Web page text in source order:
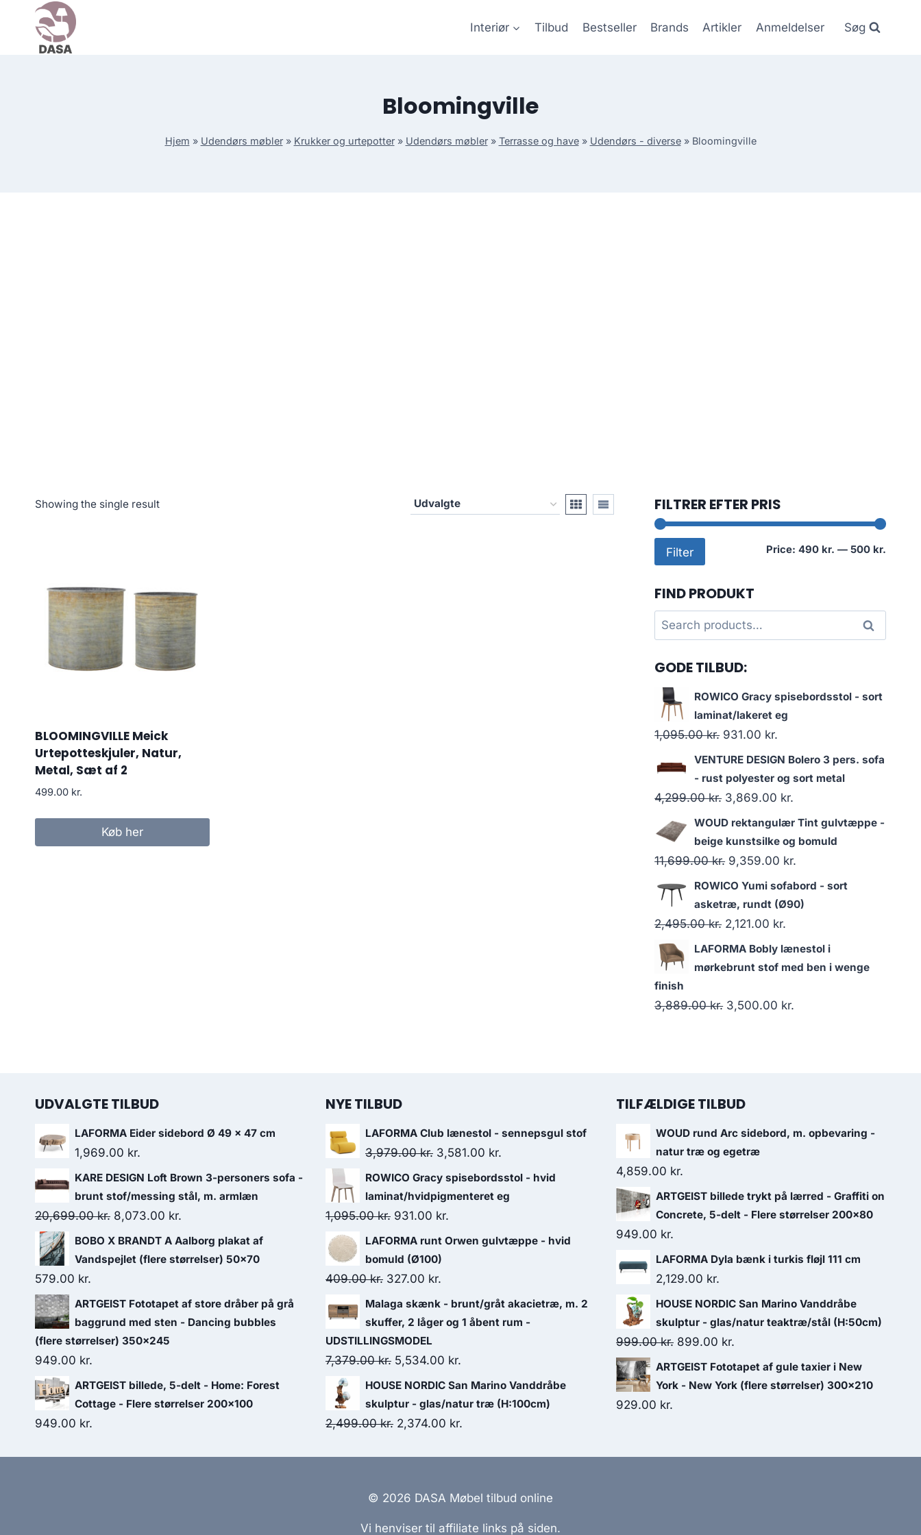
content
Interiør Tilbud Bestseller Brands Artikler Anmeldelser Søg
Bloomingville
Hjem » Udendørs møbler» Krukker og urtepotter» Udendørs møbler» Terrasse og have» Udendørs - diverse» Bloomingville
Showing the single result
BLOOMINGVILLE Meick
Urtepotteskjuler, Natur,
Metal, Sæt af 2
499.00 kr.
Køb her
FILTRER EFTER PRIS
Min
Max
Filter Price: 490 kr. — 500 kr.
FIND PRODUKT
Search
for:
Search
GODE TILBUD:
ROWICO Gracy spisebordsstol - sort
laminat/lakeret eg
1,095.00kr. 931.00 kr.
VENTURE DESIGN Bolero 3 pers. sofa
- rust polyester og sort metal
4,299.00kr. 3,869.00 kr.
WOUD rektangulær Tint gulvtæppe -
beige kunstsilke og bomuld
11,699.00kr. 9,359.00 kr.
ROWICO Yumi sofabord - sort
asketræ, rundt (Ø90)
2,495.00kr. 2,121.00 kr.
LAFORMA Bobly lænestol i
mørkebrunt stof med ben i wenge
finish
3,889.00kr. 3,500.00 kr.
UDVALGTE TILBUD
LAFORMA Eider sidebord Ø 49 x 47 cm
1,969.00 kr.
KARE DESIGN Loft Brown 3-personers sofa -
brunt stof/messing stål, m. armlæn
20,699.00kr. 8,073.00 kr.
BOBO X BRANDT A Aalborg plakat af
Vandspejlet (flere størrelser) 50x70
579.00 kr.
ARTGEIST Fototapet af store dråber på grå
baggrund med sten - Dancing bubbles
(flere størrelser) 350x245
949.00 kr.
ARTGEIST billede, 5-delt - Home: Forest
Cottage - Flere størrelser 200x100
949.00 kr.
NYE TILBUD
LAFORMA Club lænestol - sennepsgul stof
3,979.00kr. 3,581.00 kr.
ROWICO Gracy spisebordsstol - hvid
laminat/hvidpigmenteret eg
1,095.00kr. 931.00 kr.
LAFORMA runt Orwen gulvtæppe - hvid
bomuld (Ø100)
409.00kr. 327.00 kr.
Malaga skænk - brunt/gråt akacietræ, m. 2
skuffer, 2 låger og 1 åbent rum -
UDSTILLINGSMODEL
7,379.00kr. 5,534.00 kr.
HOUSE NORDIC San Marino Vanddråbe
skulptur - glas/natur træ (H:100cm)
2,499.00kr. 2,374.00 kr.
TILFÆLDIGE TILBUD
WOUD rund Arc sidebord, m. opbevaring -
natur træ og egetræ
4,859.00 kr.
ARTGEIST billede trykt på lærred - Graffiti on
Concrete, 5-delt - Flere størrelser 200x80
949.00 kr.
LAFORMA Dyla bænk i turkis fløjl 111 cm
2,129.00 kr.
HOUSE NORDIC San Marino Vanddråbe
skulptur - glas/natur teaktræ/stål (H:50cm)
999.00kr. 899.00 kr.
ARTGEIST Fototapet af gule taxier i New
York - New York (flere størrelser) 300x210
929.00 kr.
© 2026 DASA Møbel tilbud online
Vi henviser til affiliate links på siden.